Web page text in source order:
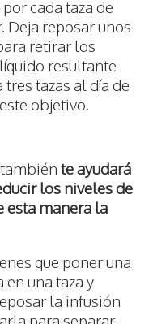
cada taza de
Deja reposar unos
retirar los
resultante
tazas al día de
objetivo.
te ayudará
los niveles de
manera la
que poner una
una taza y
la infusión
para separar